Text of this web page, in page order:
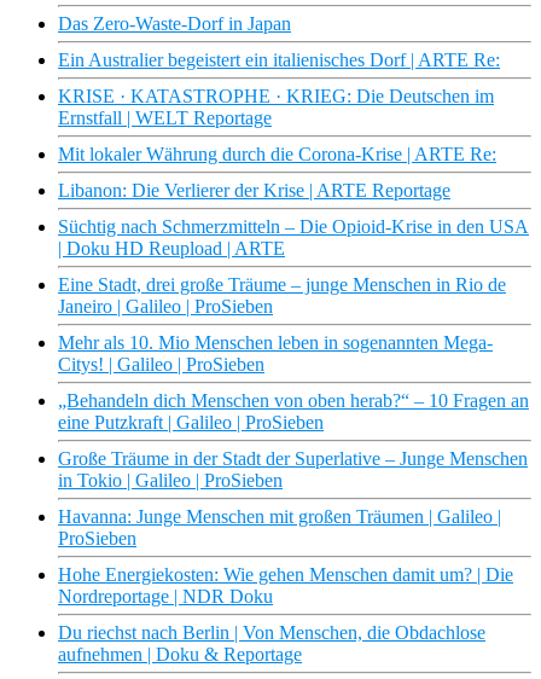
Das Zero-Waste-Dorf in Japan
Ein Australier begeistert ein italienisches Dorf | ARTE Re:
KRISE · KATASTROPHE · KRIEG: Die Deutschen im
Ernstfall | WELT Reportage
Mit lokaler Währung durch die Corona-Krise | ARTE Re:
Libanon: Die Verlierer der Krise | ARTE Reportage
Süchtig nach Schmerzmitteln – Die Opioid-Krise in den USA
| Doku HD Reupload | ARTE
Eine Stadt, drei große Träume – junge Menschen in Rio de
Janeiro | Galileo | ProSieben
Mehr als 10. Mio Menschen leben in sogenannten Mega-
Citys! | Galileo | ProSieben
„Behandeln dich Menschen von oben herab?“ – 10 Fragen an
eine Putzkraft | Galileo | ProSieben
Große Träume in der Stadt der Superlative – Junge Menschen
in Tokio | Galileo | ProSieben
Havanna: Junge Menschen mit großen Träumen | Galileo |
ProSieben
Hohe Energiekosten: Wie gehen Menschen damit um? | Die
Nordreportage | NDR Doku
Du riechst nach Berlin | Von Menschen, die Obdachlose
aufnehmen | Doku & Reportage